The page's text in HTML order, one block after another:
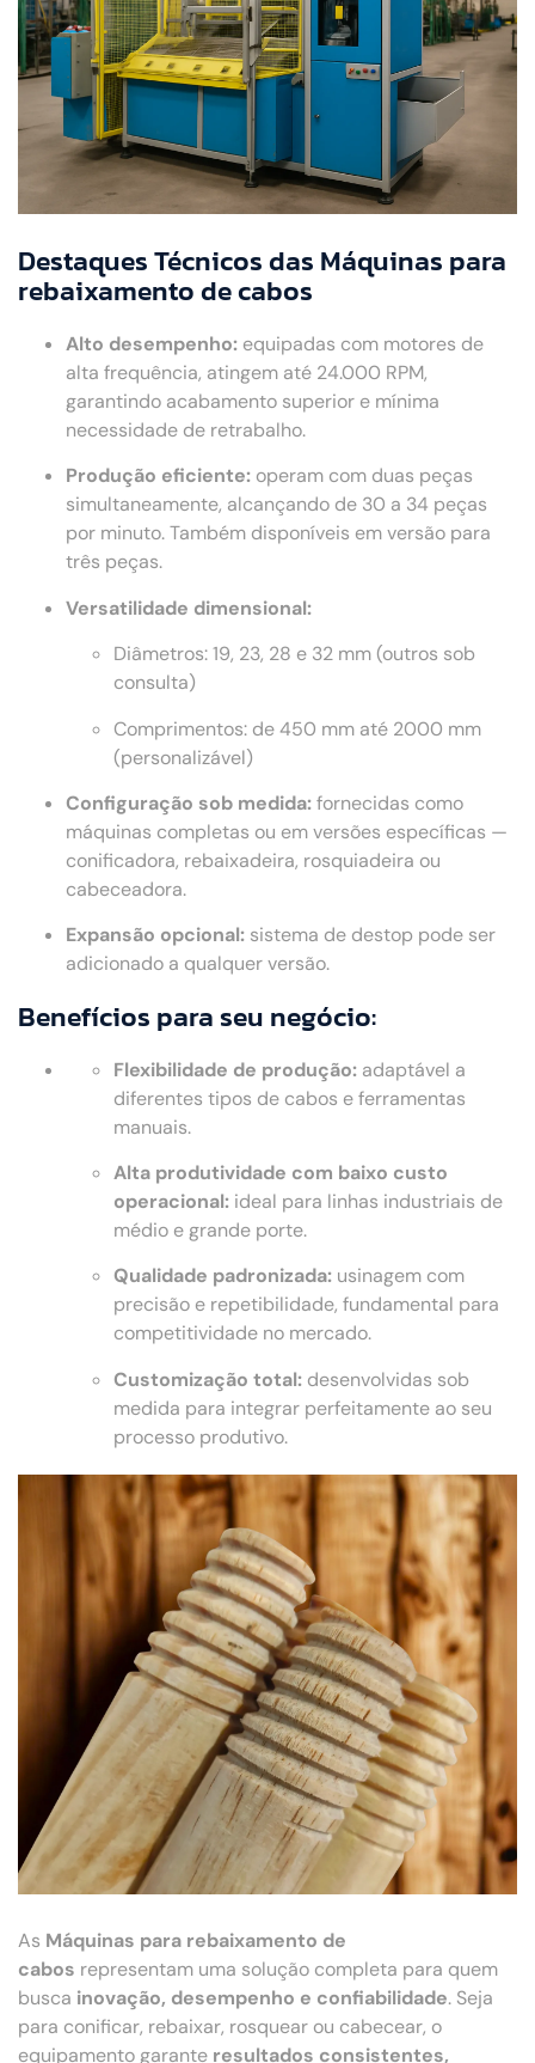
Destaques Técnicos das Máquinas para
rebaixamento de cabos
Alto desempenho: equipadas com motores de
alta frequência, atingem até 24.000 RPM,
garantindo acabamento superior e mínima
necessidade de retrabalho.
Produção eficiente: operam com duas peças
simultaneamente, alcançando de 30 a 34 peças
por minuto. Também disponíveis em versão para
três peças.
Versatilidade dimensional:
Diâmetros: 19, 23, 28 e 32 mm (outros sob
consulta)
Comprimentos: de 450 mm até 2000 mm
(personalizável)
Configuração sob medida:fornecidas como
máquinas completas ou em versões específicas —
conificadora, rebaixadeira, rosquiadeira ou
cabeceadora.
Expansão opcional: sistema de destop pode ser
adicionado a qualquer versão.
Benefícios para seu negócio:
Flexibilidade de produção: adaptável a
diferentes tipos de cabos e ferramentas
manuais.
Alta produtividade com baixo custo
operacional: ideal para linhas industriais de
médio e grande porte.
Qualidade padronizada: usinagem com
precisão e repetibilidade, fundamental para
competitividade no mercado.
Customização total: desenvolvidas sob
medida para integrar perfeitamente ao seu
processo produtivo.
As Máquinas para rebaixamento de
cabos representam uma solução completa para quem
busca inovação, desempenho e confiabilidade. Seja
para conificar, rebaixar, rosquear ou cabecear, o
equipamento garante resultados consistentes,